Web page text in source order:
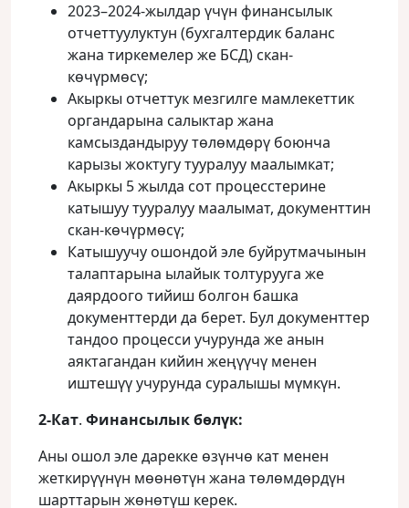
2023–2024-жылдар үчүн финансылык
отчеттуулуктун (бухгалтердик баланс
жана тиркемелер же БСД) скан-
көчүрмөсү;
Акыркы отчеттук мезгилге мамлекеттик
органдарына салыктар жана
камсыздандыруу төлөмдөрү боюнча
карызы жоктугу тууралуу маалымкат;
Акыркы 5 жылда сот процесстерине
катышуу тууралуу маалымат, документтин
скан-көчүрмөсү;
Катышуучу ошондой эле буйрутмачынын
талаптарына ылайык толтурууга же
даярдоого тийиш болгон башка
документтерди да берет. Бул документтер
тандоо процесси учурунда же анын
аяктагандан кийин жеңүүчү менен
иштешүү учурунда суралышы мүмкүн.
2-Кат. Финансылык бөлүк:
Аны ошол эле дарекке өзүнчө кат менен
жеткирүүнүн мөөнөтүн жана төлөмдөрдүн
шарттарын жөнөтүш керек.